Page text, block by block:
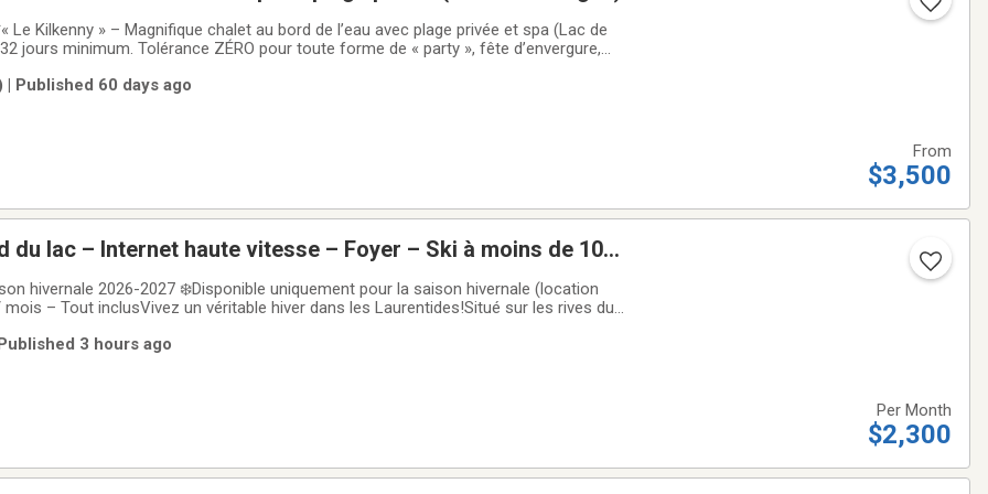
Le Kilkenny » – Magnifique chalet au bord de l’eau avec plage privée et spa (Lac de
jours minimum. Tolérance ZÉRO pour toute forme de « party », fête d’envergure,
Published 60 days ago
From
$3,500
du lac – Internet haute vitesse – Foyer – Ski à moins de 10
hivernale 2026-2027 ❄️Disponible uniquement pour la saison hivernale (location
– Tout inclusVivez un véritable hiver dans les Laurentides!Situé sur les rives du
3 hours ago
Per Month
$2,300